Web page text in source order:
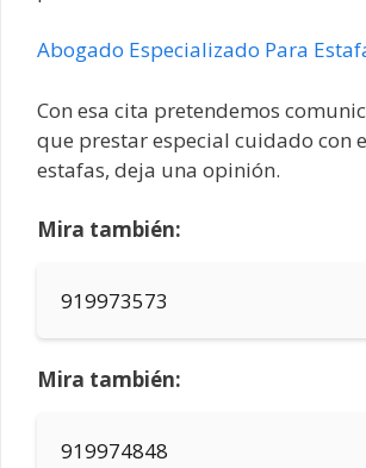
Abogado Especializado Para
Con esa cita pretendemos
que prestar especial cuidado con
estafas, deja una opinión.
Mira también:
919973573
Mira también:
919974848